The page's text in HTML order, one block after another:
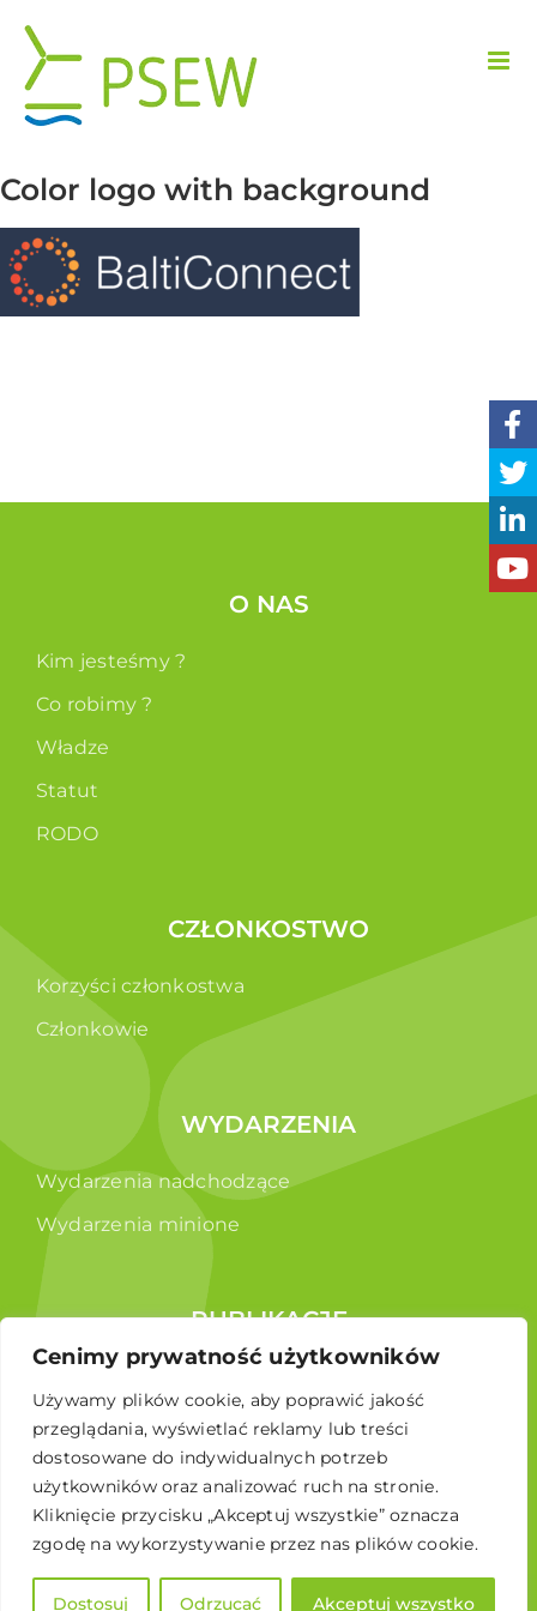
Cenimy prywatność użytkowników
Używamy plików cookie, aby poprawić jakość
przeglądania, wyświetlać reklamy lub treści
dostosowane do indywidualnych potrzeb
użytkowników oraz analizować ruch na stronie.
Kliknięcie przycisku „Akceptuj wszystkie” oznacza
zgodę na wykorzystywanie przez nas plików cookie.
Dostosuj Odrzucać Akceptuj wszystko
zawartości
Color logo with background
O NAS
Kim jesteśmy ?
Co robimy ?
Władze
Statut
RODO
CZŁONKOSTWO
Korzyści członkostwa
Członkowie
WYDARZENIA
Wydarzenia nadchodzące
Wydarzenia minione
PUBLIKACJE
Raporty
Broszura edukacyjna